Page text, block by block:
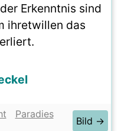
Erkenntnis sind
ihretwillen das
Paradies
Bild →